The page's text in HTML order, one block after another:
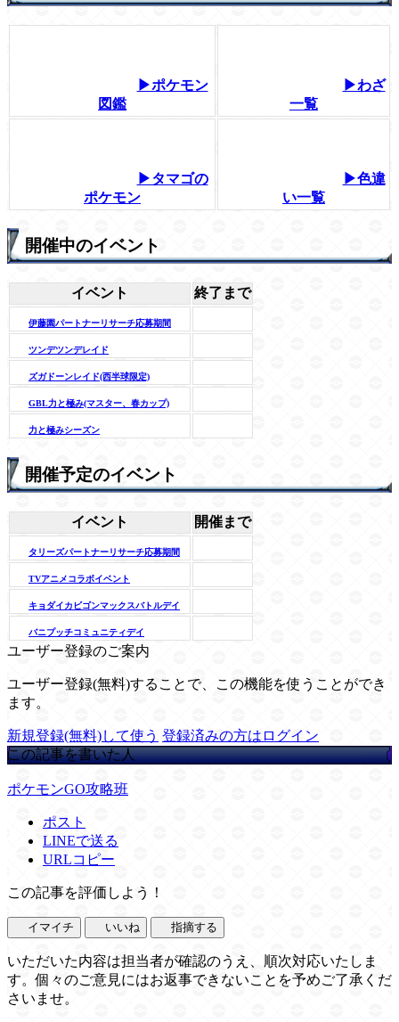
▶ポケモン
図鑑
▶わざ
一覧
▶タマゴの
ポケモン
▶色違
い一覧
開催中のイベント
イベント 終了まで
伊藤園パートナーリサーチ応募期間
ツンデツンデレイド
ズガドーンレイド(西半球限定)
GBL力と極み(マスター、春カップ)
力と極みシーズン
開催予定のイベント
イベント 開催まで
タリーズパートナーリサーチ応募期間
TVアニメコラボイベント
キョダイカビゴンマックスバトルデイ
バニプッチコミュニティデイ
ユーザー登録のご案内
ユーザー登録(無料)することで、この機能を使うことができ
ます。
新規登録(無料)して使う 登録済みの方はログイン
この記事を書いた人
ポケモンGO攻略班
ポスト
LINEで送る
URLコピー
この記事を評価しよう！
イマイチ いいね 指摘する
いただいた内容は担当者が確認のうえ、順次対応いたしま
す。個々のご意見にはお返事できないことを予めご了承くだ
さいませ。